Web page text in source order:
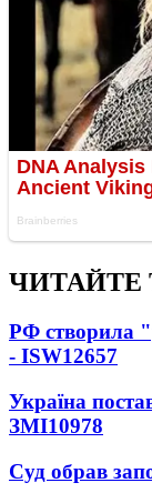
ЧИТАЙТЕ
РФ створила
- ISW12657
Україна
ЗМІ10978
Суд обрав